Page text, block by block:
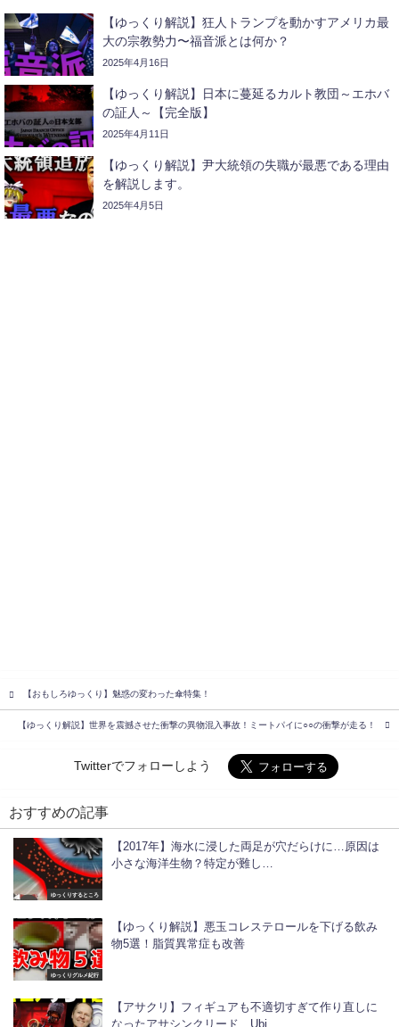
【ゆっくり解説】狂人トランプを動かすアメリカ最
大の宗教勢力〜福音派とは何か？
2025年4月16日
【ゆっくり解説】日本に蔓延るカルト教団～エホバ
の証人～【完全版】
2025年4月11日
【ゆっくり解説】尹大統領の失職が最悪である理由
を解説します。
2025年4月5日
【おもしろゆっくり】魅惑の変わった傘特集！
【ゆっくり解説】世界を震撼させた衝撃の異物混入事故！ミートパイに○○の衝撃が走る！
Twitterでフォローしよう
おすすめの記事
ゆっくりするところ
【2017年】海水に浸した両足が穴だらけに…原因は
小さな海洋生物？特定が難し…
ゆっくりグルメ紀行
【ゆっくり解説】悪玉コレステロールを下げる飲み
物5選！脂質異常症も改善
【アサクリ】フィギュアも不適切すぎて作り直しに
なったアサシンクリード、Ubi…